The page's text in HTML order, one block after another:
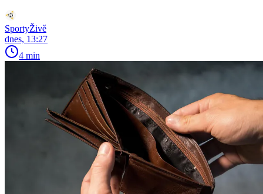
SportyŽivě
dnes, 13:27
4 min